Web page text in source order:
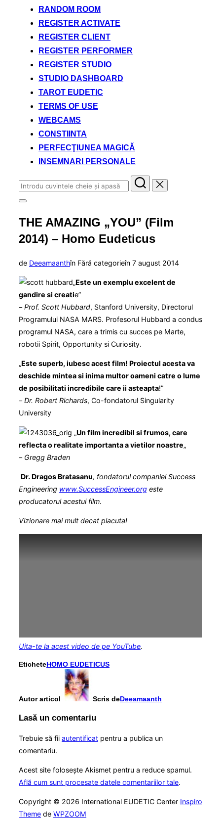
RANDOM ROOM
REGISTER ACTIVATE
REGISTER CLIENT
REGISTER PERFORMER
REGISTER STUDIO
STUDIO DASHBOARD
TAROT EUDETIC
TERMS OF USE
WEBCAMS
CONSTIINTA
PERFECŢIUNEA MAGICĂ
INSEMNARI PERSONALE
Caută
după:
Comută
bara
laterală
și
la
THE AMAZING „YOU” (Film
2014) – Homo Eudeticus
de Deeamaanthîn Fără categorieîn Publicat
7 august 2014
„Este un exemplu excelent de
gandire si creatie”
–Prof. Scott Hubbard, Stanford University, Directorul
Programului NASA MARS. Profesorul Hubbard a condus
programul NASA, care a trimis cu succes pe Marte,
robotii Spirit, Opportunity si Curiosity.
„Este superb, iubesc acest film! Proiectul acesta va
deschide mintea si inima multor oameni catre o lume
de posibilitati incredibile care ii asteapta!”
–Dr. Robert Richards, Co-fondatorul Singularity
University
„Un film incredibil si frumos, care
reflecta o realitate importanta a vietilor noastre„
– Gregg Braden
Dr. Dragos Bratasanu, fondatorul companiei Success
Engineering www.SuccessEngineer.org este
producatorul acestui film.
Vizionare mai mult decat placuta!
Uita-te la acest video de pe YouTube.
EticheteHOMO EUDETICUS
Autor articol Scris deDeeamaanth
Lasă un comentariu
Trebuie să fii autentificat pentru a publica un
comentariu.
Acest site folosește Akismet pentru a reduce spamul.
Află cum sunt procesate datele comentariilor tale.
Copyright © 2026 International EUDETIC Center Inspiro
Theme de WPZOOM